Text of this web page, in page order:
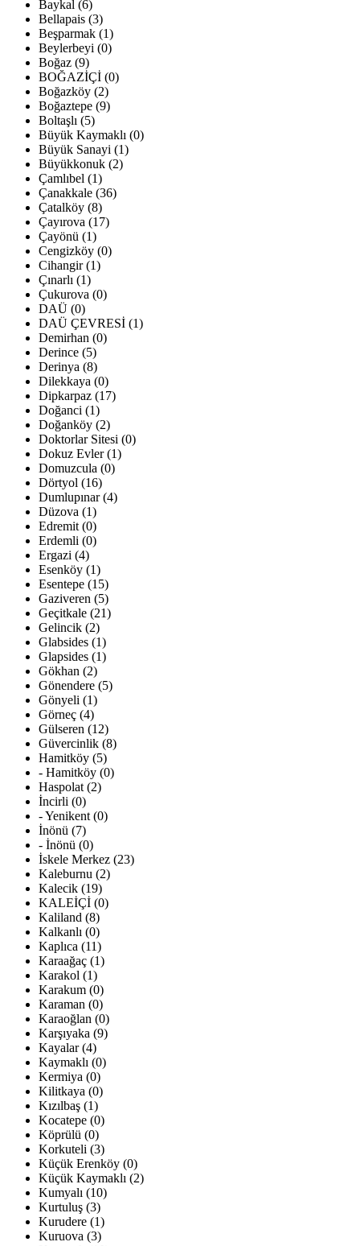
Baykal (6)
Bellapais (3)
Beşparmak (1)
Beylerbeyi (0)
Boğaz (9)
BOĞAZİÇİ (0)
Boğazköy (2)
Boğaztepe (9)
Boltaşlı (5)
Büyük Kaymaklı (0)
Büyük Sanayi (1)
Büyükkonuk (2)
Çamlıbel (1)
Çanakkale (36)
Çatalköy (8)
Çayırova (17)
Çayönü (1)
Cengizköy (0)
Cihangir (1)
Çınarlı (1)
Çukurova (0)
DAÜ (0)
DAÜ ÇEVRESİ (1)
Demirhan (0)
Derince (5)
Derinya (8)
Dilekkaya (0)
Dipkarpaz (17)
Doğanci (1)
Doğanköy (2)
Doktorlar Sitesi (0)
Dokuz Evler (1)
Domuzcula (0)
Dörtyol (16)
Dumlupınar (4)
Düzova (1)
Edremit (0)
Erdemli (0)
Ergazi (4)
Esenköy (1)
Esentepe (15)
Gaziveren (5)
Geçitkale (21)
Gelincik (2)
Glabsides (1)
Glapsides (1)
Gökhan (2)
Gönendere (5)
Gönyeli (1)
Görneç (4)
Gülseren (12)
Güvercinlik (8)
Hamitköy (5)
- Hamitköy (0)
Haspolat (2)
İncirli (0)
- Yenikent (0)
İnönü (7)
- İnönü (0)
İskele Merkez (23)
Kaleburnu (2)
Kalecik (19)
KALEİÇİ (0)
Kaliland (8)
Kalkanlı (0)
Kaplıca (11)
Karaağaç (1)
Karakol (1)
Karakum (0)
Karaman (0)
Karaoğlan (0)
Karşıyaka (9)
Kayalar (4)
Kaymaklı (0)
Kermiya (0)
Kilitkaya (0)
Kızılbaş (1)
Kocatepe (0)
Köprülü (0)
Korkuteli (3)
Küçük Erenköy (0)
Küçük Kaymaklı (2)
Kumyalı (10)
Kurtuluş (3)
Kurudere (1)
Kuruova (3)